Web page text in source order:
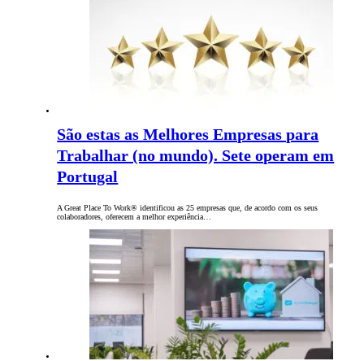
São estas as Melhores Empresas para
Trabalhar (no mundo). Sete operam em
Portugal
A Great Place To Work® identificou as 25 empresas que, de acordo com os seus
colaboradores, oferecem a melhor experiência…